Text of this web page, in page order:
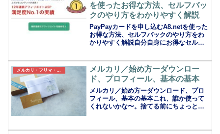
を使ったお得な方法、セルフバッ
クのやり方をわかりやすく解説
PayPayカードを申し込むA8.netを使った
お得な方法、セルフバックのやり方をわ
かりやすく解説自分自身にお得なセルフ
いう形でキャッシュバックを受け取る
こ...
メルカリ・フリマ・リサイクル
メルカリ／始め方ーダウンロー
ド、プロフィール、基本の基本
メルカリ／始め方ーダウンロード、プロ
フィール、基本の基本これ、誰か使って
くれないかな〜。捨てる前にちょっと待
類、本や雑誌、電化製品いただいた景品